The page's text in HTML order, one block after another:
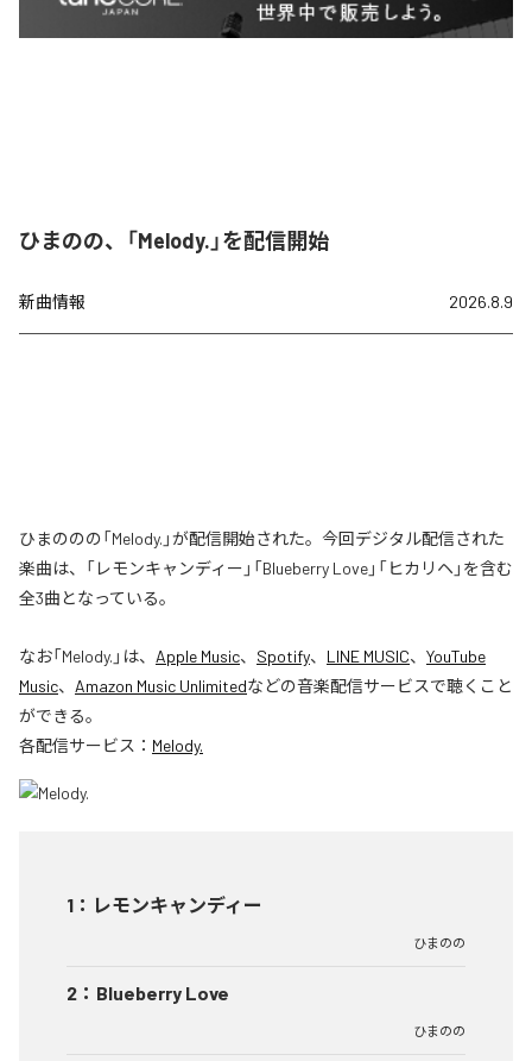
ひまのの、「Melody.」を配信開始
新曲情報 2026.8.9
ひまののの「Melody.」が配信開始された。今回デジタル配信された
楽曲は、「レモンキャンディー」「Blueberry Love」「ヒカリヘ」を含む
全3曲となっている。
なお「Melody. 」は、 Apple Music、 Spotify、 LINE MUSIC、 YouTube
Music、 Amazon Music Unlimitedなどの音楽配信サービスで聴くこと
ができる。
各配信サービス： Melody.
1 ： レモンキャンディー
ひまのの
2 ： Blueberry Love
ひまのの